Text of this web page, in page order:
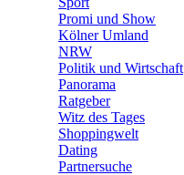
Promi und Show
Kölner Umland
NRW
Politik und Wirtschaft
Panorama
Ratgeber
Witz des Tages
Shoppingwelt
Dating
Partnersuche